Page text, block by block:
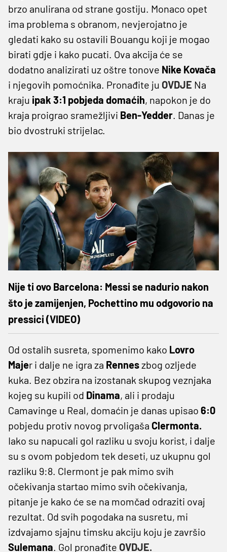
brzo anulirana od strane gostiju. Monaco opet
ima problema s obranom, nevjerojatno je
gledati kako su ostavili Bouangu koji je mogao
birati gdje i kako pucati. Ova akcija će se
dodatno analizirati uz oštre tonove Nike Kovača
i njegovih pomoćnika. Pronađite ju OVDJE Na
kraju ipak 3:1 pobjeda domaćih, napokon je do
kraja proigrao sramežljivi Ben-Yedder. Danas je
bio dvostruki strijelac.
Nije ti ovo Barcelona: Messi se nadurio nakon
što je zamijenjen, Pochettino mu odgovorio na
pressici (VIDEO)
Od ostalih susreta, spomenimo kako Lovro
Majer i dalje ne igra za Renneszbog ozljede
kuka. Bez obzira na izostanak skupog veznjaka
kojeg su kupili od Dinama, ali i prodaju
Camavinge u Real, domaćin je danas upisao 6:0
pobjedu protiv novog prvoligaša Clermonta.
Iako su napucali gol razliku u svoju korist, i dalje
su s ovom pobjedom tek deseti, uz ukupnu gol
razliku 9:8. Clermont je pak mimo svih
očekivanja startao mimo svih očekivanja,
pitanje je kako će se na momčad odraziti ovaj
rezultat. Od svih pogodaka na susretu, mi
izdvajamo sjajnu timsku akciju koju je završio
Sulemana. Gol pronađite OVDJE.